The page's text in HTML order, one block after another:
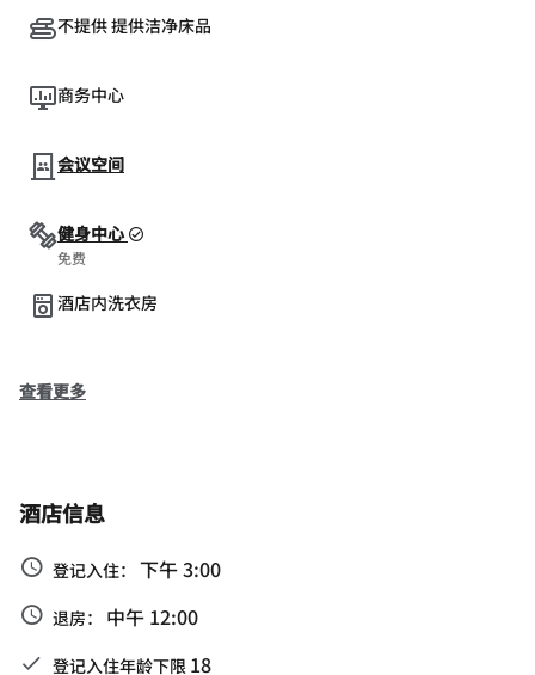
不提供 提供洁净床品
商务中心
会议空间
健身中心
免费
酒店内洗衣房
查看更多
酒店信息
登记入住： 下午 3:00
退房： 中午 12:00
登记入住年龄下限 18